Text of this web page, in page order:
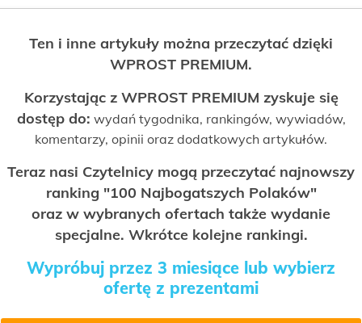
Ten i inne artykuły można przeczytać dzięki
WPROST PREMIUM.
Korzystając z WPROST PREMIUM zyskuje się
dostęp do: wydań tygodnika, rankingów, wywiadów,
komentarzy, opinii oraz dodatkowych artykułów.
Teraz nasi Czytelnicy mogą przeczytać najnowszy
ranking "100 Najbogatszych Polaków"
oraz w wybranych ofertach także wydanie
specjalne. Wkrótce kolejne rankingi.
Wypróbuj przez 3 miesiące lub wybierz
ofertę z prezentami